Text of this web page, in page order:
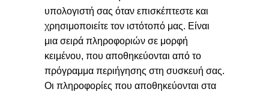
υπολογιστή σας όταν επισκέπτεστε και
χρησιμοποιείτε τον ιστότοπό μας. Είναι
μια σειρά πληροφοριών σε μορφή
κειμένου, που αποθηκεύονται από το
πρόγραμμα περιήγησης στη συσκευή σας.
Οι πληροφορίες που αποθηκεύονται στα